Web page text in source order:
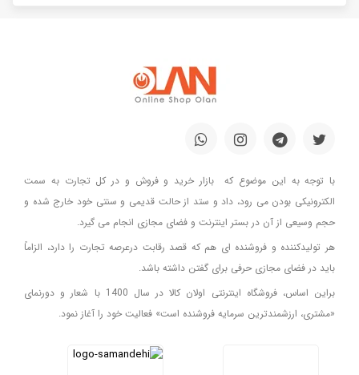
با توجه به این موضوع که بازار خرید و فروش و در کل تجارت به سمت
الکترونیکی بودن می رود، داد و ستد از حالت قدیمی و سنتی خود خارج شده و
حجم وسیعی از آن در بستر اینترنت و فضای مجازی انجام می گیرد.
هر تولیدکننده و فروشنده ای هم که قصد رقابت درعرصه تجارت را دارد، الزاماً
باید در فضای مجازی حرفی برای گفتن داشته باشد.
براین اساس، فروشگاه اینترنتی اولان کالا در سال 1400 با شعار و دورنمای
«مشتری، ارزشمندترین سرمایه فروشنده است» فعالیت خود را آغاز نمود.